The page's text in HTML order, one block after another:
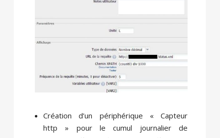
Création d’un périphérique « Capteur
http » pour le cumul journalier de